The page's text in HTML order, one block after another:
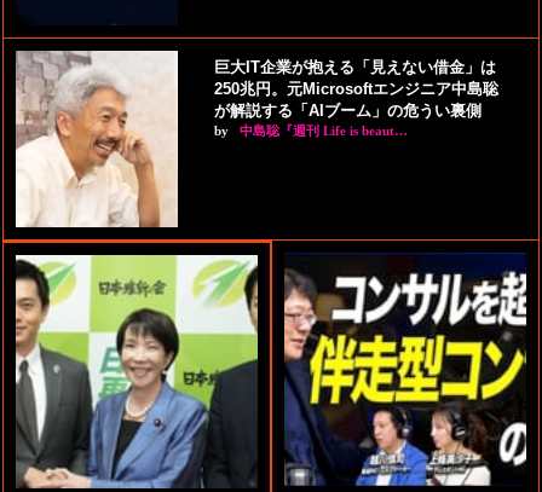
巨大IT企業が抱える「見えない借金」は
250兆円。元Microsoftエンジニア中島聡
が解説する「AIブーム」の危うい裏側
by 中島聡『週刊 Life is beaut…